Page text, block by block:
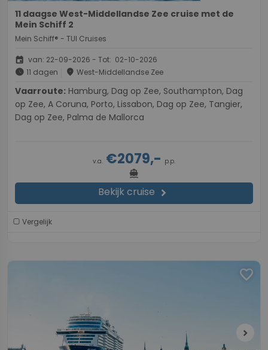
11 daagse West-Middellandse Zee cruise met de
Mein Schiff 2
Mein Schiff® - TUI Cruises
event van: 22-09-2026 - Tot: 02-10-2026
schedule 11 dagen place West-Middellandse Zee
Vaarroute:
op Zee, A Coruna, Porto, Lissabon, Dag op Zee, Tangier,
Dag op Zee, Palma de Mallorca
v.a. €2079,- p.p.
directions_boat
Bekijk cruise chevron_right
Vergelijk
favorite
chevron_right